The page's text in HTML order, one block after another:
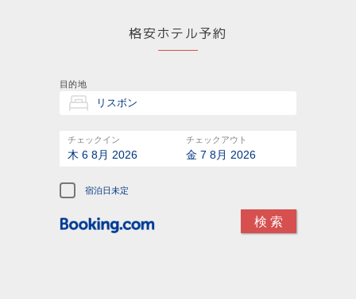
格安ホテル予約
目的地
チェックイン
木 6 8月 2026
チェックアウト
金 7 8月 2026
宿泊日未定